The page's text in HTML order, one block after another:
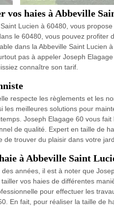
vos haies à Abbeville
Lucien à 60480, vous propose
le 60480, vous pouvez profiter
dans la Abbeville Saint Lucien
pas à appeler Joseph
connaître son tarif.
respecte les règlements et les
les meilleures solutions pour
Joseph Elagage 60 vous
de qualité. Expert en taille de
trouver du plaisir dans votre
à Abbeville Saint
années, il est à noter que
vos haies de différentes
pour effectuer les
En fait, pour réaliser la taille de